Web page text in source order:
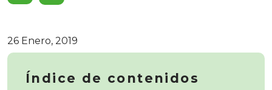
26 Enero, 2019
Índice de contenidos